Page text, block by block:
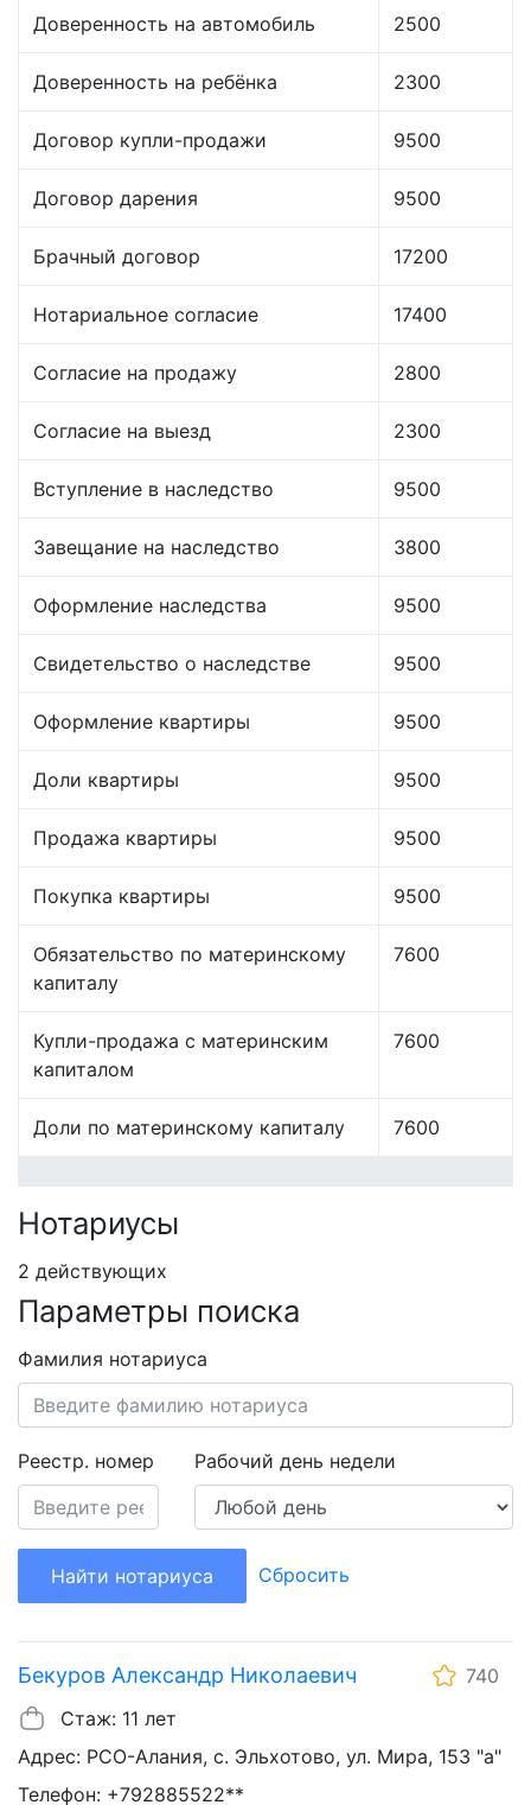
Доверенность на автомобиль 2500
Доверенность на ребёнка 2300
Договор купли-продажи 9500
Договор дарения 9500
Брачный договор 17200
Нотариальное согласие 17400
Согласие на продажу 2800
Согласие на выезд 2300
Вступление в наследство 9500
Завещание на наследство 3800
Оформление наследства 9500
Свидетельство о наследстве 9500
Оформление квартиры 9500
Доли квартиры 9500
Продажа квартиры 9500
Покупка квартиры 9500
Обязательство по материнскому
капиталу
7600
Купли-продажа с материнским
капиталом
7600
Доли по материнскому капиталу 7600
Нотариусы
2 действующих
Параметры поиска
Фамилия нотариуса
Реестр. номер Рабочий день недели
Найти нотариуса Сбросить
Бекуров Александр Николаевич
740
Стаж: 11 лет
Адрес: РСО-Алания, с. Эльхотово, ул. Мира, 153 "а"
Телефон: +792885522**